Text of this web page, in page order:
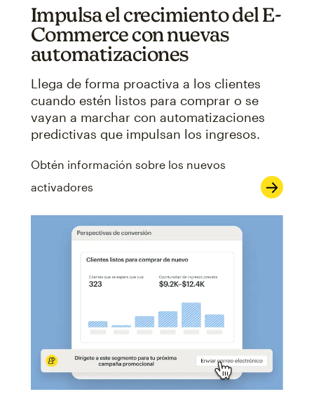
Impulsa el crecimiento del E-
Commerce con nuevas
automatizaciones
Llega de forma proactiva a los clientes
cuando estén listos para comprar o se
vayan a marchar con automatizaciones
predictivas que impulsan los ingresos.
Obtén información sobre los nuevos
activadores